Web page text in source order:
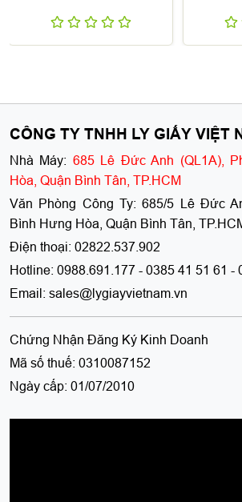
CÔNG TY TNHH LY GIẤY VIỆT
Nhà Máy: 685 Lê Đức Anh (QL1A),
Hòa, Quận Bình Tân, TP.HCM
Văn Phòng Công Ty: 685/5 Lê Đức
Bình Hưng Hòa, Quận Bình Tân,
Điện thoại: 02822.537.902
Hotline: 0988.691.177 - 0385 41 51 61 -
Email: sales@lygiayvietnam.vn
Chứng Nhận Đăng Ký Kinh Doanh
Mã số thuế: 0310087152
Ngày cấp: 01/07/2010